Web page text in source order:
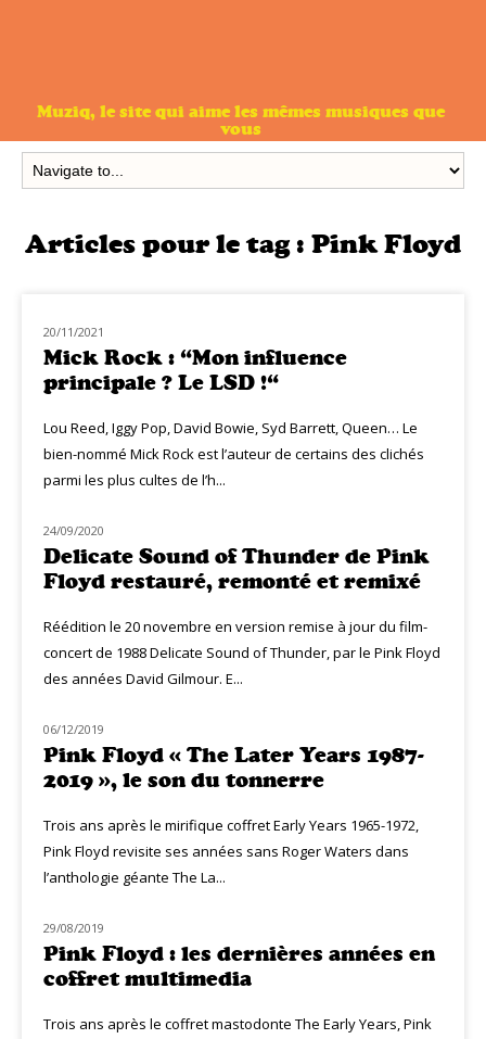
Muziq, le site qui aime les mêmes musiques que
vous
Articles pour le tag : Pink Floyd
HOMMAGE
20/11/2021
Mick Rock : “Mon influence
principale ? Le LSD !“
Lou Reed, Iggy Pop, David Bowie, Syd Barrett, Queen… Le
bien-nommé Mick Rock est l’auteur de certains des clichés
parmi les plus cultes de l’h...
MUZIQ NEWS
24/09/2020
Delicate Sound of Thunder de Pink
Floyd restauré, remonté et remixé
Réédition le 20 novembre en version remise à jour du film-
concert de 1988 Delicate Sound of Thunder, par le Pink Floyd
des années David Gilmour. E...
NOUVEAUTÉS
06/12/2019
Pink Floyd « The Later Years 1987-
2019 », le son du tonnerre
Trois ans après le mirifique coffret Early Years 1965-1972,
Pink Floyd revisite ses années sans Roger Waters dans
l’anthologie géante The La...
NOUVEAUTÉS
29/08/2019
Pink Floyd : les dernières années en
coffret multimedia
Trois ans après le coffret mastodonte The Early Years, Pink